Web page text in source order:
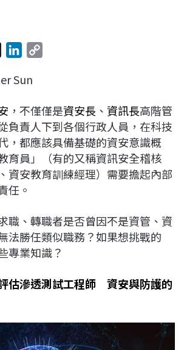
r
a
d
s
n
e
d
I
n
L
n
Sun
，不僅僅是資安長 、 資訊長高階管
負責人下到各個行政人員，在科技
，都應該具備基礎的資安意識概
育員」（有的又稱資訊安全稽核
資安教育訓練經理）需要擔起內部
任。
職、轉職者是否曾因不是資管、資
法勝任類似職務？如果想挑戰的
專業知識？
估滲透測試工程師 資安與防護的